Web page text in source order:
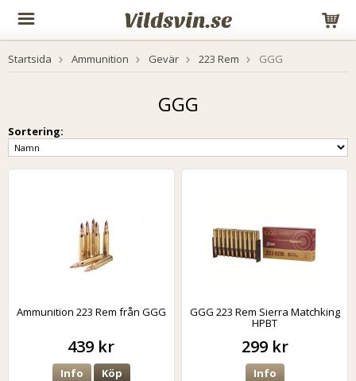
Startsida Ammunition Gevär 223 Rem GGG
GGG
Sortering:
Ammunition 223 Rem från GGG
439 kr
Info Köp
GGG 223 Rem Sierra Matchking
HPBT
299 kr
Info